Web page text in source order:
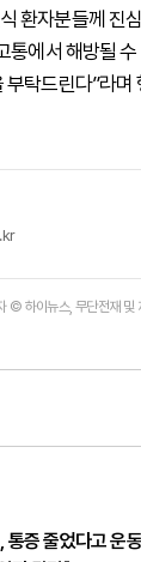
환자분들께 진
통에서 해방될
탁드린다”라며
© 하이뉴스, 무단전재 및
통증 줄었다고 운